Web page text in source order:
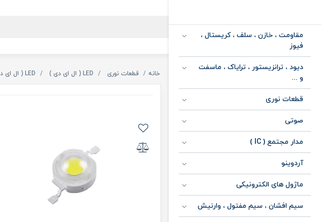
مقاومت ، خازن ، سلف ، کریستال ،
فیوز
دیود ، ترانزیستور ، ترایاک ، ماسفت
و ...
قطعات نوری
صوتی
مدار مجتمع ( IC )
آردوینو
ماژول های الکترونیکی
سیم افشان ، سیم مفتول ، وارنیش
خانه قطعات نوری LED ( ال ای دی ) LED ( ال ای دی ) SMD